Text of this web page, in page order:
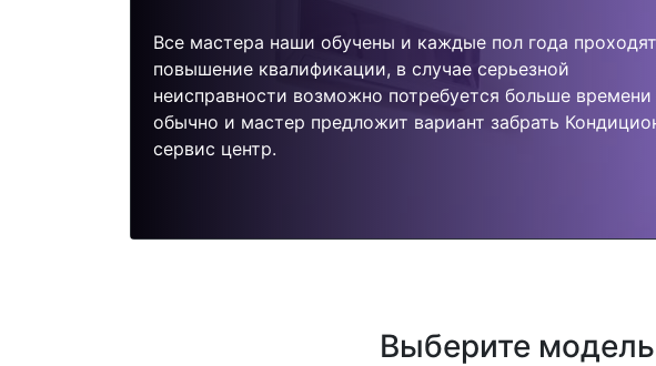
Все мастера наши обучены и каждые пол года проходят
повышение квалификации, в случае серьезной
неисправности возможно потребуется больше
обычно и мастер предложит вариант забрать
сервис центр.
Выберите